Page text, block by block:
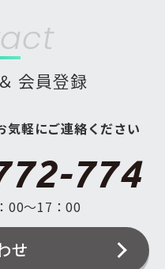
会員登録
気軽にご連絡ください
774
00〜17：00
せ